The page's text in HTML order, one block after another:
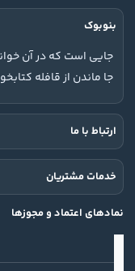
بنوبوک
جایی است که در آن
جا ماندن از قافله
ارتباط با ما
خدمات مشتریان
نمادهای اعتماد و مجوزها